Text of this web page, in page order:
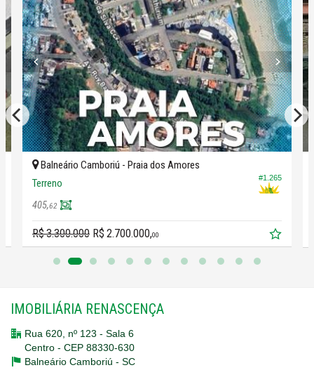
em imóvel prontocomo parte do pagamento.
#TerrenoCentralBC
#CentroBC
#PermutaBC
#InvestimentoBC
#TerrenoParaConstrutora
#OportunidadeImobiliária
#ImóvelComercialBC
#BalneárioCamboriú
#PermutaImóvel
#DiegoGalafassi
#1.265
Balneário Camboriú - Praia dos Amores
Terreno
405,62
R$ 3.300.000 R$ 2.700.000,00
IMOBILIÁRIA RENASCENÇA
Rua 620, nº 123 - Sala 6
Centro - CEP 88330-630
Balneário Camboriú - SC